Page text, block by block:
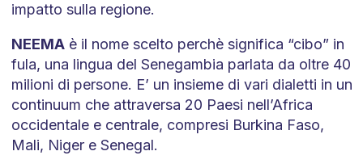
impatto sulla regione.
NEEMAè il nome scelto perchè significa “cibo” in
fula, una lingua del Senegambia parlata da oltre 40
milioni di persone. E’ un insieme di vari dialetti in un
continuum che attraversa 20 Paesi nell’Africa
occidentale e centrale, compresi Burkina Faso,
Mali, Niger e Senegal.